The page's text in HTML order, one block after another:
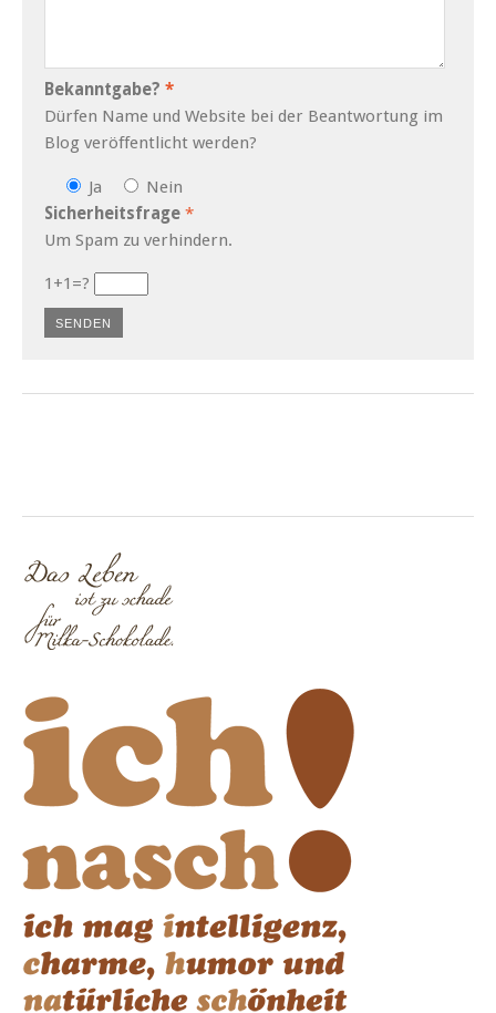
Bekan­nt­gabe? *
Dür­fen Name und Web­site bei der Beant­wor­tung im
Blog veröf­fentlicht werden?
Ja
Nein
Sicher­heits­frage *
Um Spam zu verhindern.
1+1=?